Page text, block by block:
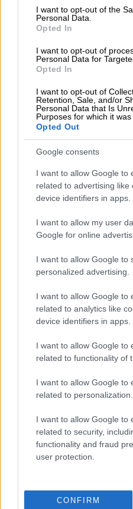
consent section.
I want to opt-out of the
Personal Data.
Opted In
I want to opt-out of
Personal Data for
Opted In
I want to opt-out of
Retention, Sale, and/or
Personal Data that Is
Purposes for which it was
Opted Out
Google consents
I want to allow Google to
related to advertising like
device identifiers in apps.
I want to allow my user
Google for online
I want to allow Google to
personalized advertising.
I want to allow Google to
related to analytics like
device identifiers in apps.
I want to allow Google to
related to functionality of
I want to allow Google to
related to personalization.
I want to allow Google to
related to security,
functionality and fraud
user protection.
CONFIRM
αίσθημα ευθύνης
του ΠΑΟΚ, δηλώνω ότι
μεταβίβαση του
μετοχών της ΚΑΕ
Αριστοτέλη
και σύμφωνα με τον
σχεδιασμό. Είναι
κατανοητό ότι
που απαιτεί
θεσμικά βήματα και,
Αντιλαμβάνομαι τη
ενδιαφέρον του
όλους τους
επίσημη ενημέρωση
σε φήμες, ανεπίσημες
αναφορές ή σχόλια
κατακλύσει το
μάλιστα, φτάνουν σε
συκοφαντούν
ΠΑΟΚ.
Από την πρώτη
υπήρξε σαφής, λιτή
αλήθεια και
το ίδιο ήθος και την
συνεχίσουμε μέχρι
Θανάσης Χατζόπουλος